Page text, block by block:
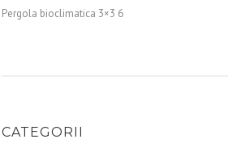
Pergola bioclimatica 3×3 6
CATEGORII